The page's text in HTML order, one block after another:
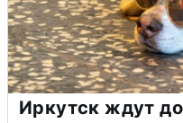
Иркутск ждут